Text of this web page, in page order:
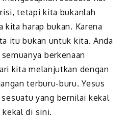
tetapi kita bukanlah
kita harap bukan. Karena
itu bukan untuk kita. Anda
berkenaan
kita melanjutkan dengan
terburu-buru. Yesus
yang bernilai kekal
kekal di sini.